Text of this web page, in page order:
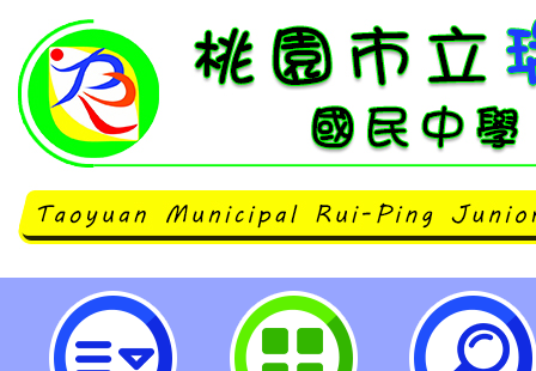
主旨：茲檢送親子天下全新推出之
程《只是開玩笑，竟然變被告？2